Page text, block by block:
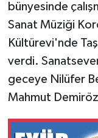
bünyesinde
Sanat Müziği
Kültürevi'nde
verdi.
geceye Nilüfer
Mahmut Demiröz